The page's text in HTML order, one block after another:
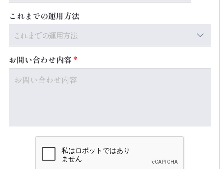
これまでの運用方法
お問い合わせ内容